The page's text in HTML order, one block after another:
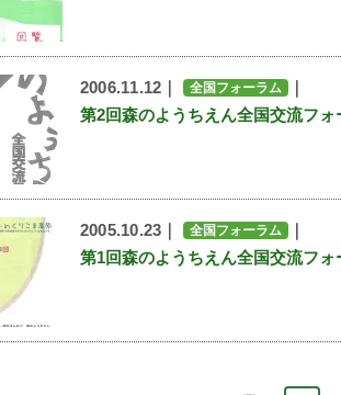
2006.11.12｜ 全国フォーラム ｜
第2回森のようちえん全国交流フ
2005.10.23｜ 全国フォーラム ｜
第1回森のようちえん全国交流フ